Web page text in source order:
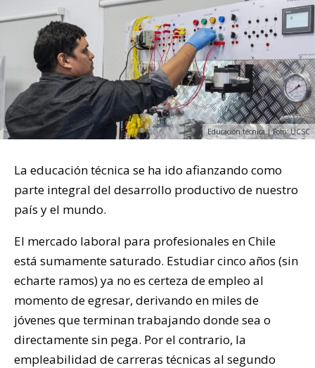
Educación técnica | Foto: UCSC
La educación técnica se ha ido afianzando como
parte integral del desarrollo productivo de nuestro
país y el mundo.
El mercado laboral para profesionales en Chile
está sumamente saturado. Estudiar cinco años (sin
echarte ramos) ya no es certeza de empleo al
momento de egresar, derivando en miles de
jóvenes que terminan trabajando donde sea o
directamente sin pega. Por el contrario, la
empleabilidad de carreras técnicas al segundo